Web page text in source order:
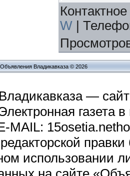
W |
Объявления Владикавказа © 2026
—
газета
MAIL:
использовании